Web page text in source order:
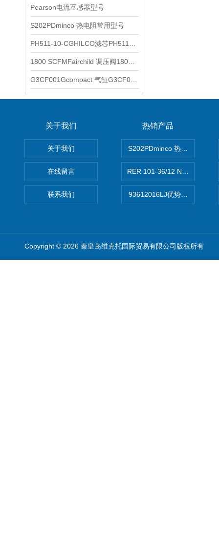
Pearson电流互感器型号
S202PDminco 热电阻常用型号
关于我们
关于我们
在线留言
联系我们
热销产品
S202PDminco 热电阻
RER 101-36/12 NHH离心
93612016LJ优势供应美国
Copyright © 2026 秦皇岛维克托国际贸易有限公司版权所有